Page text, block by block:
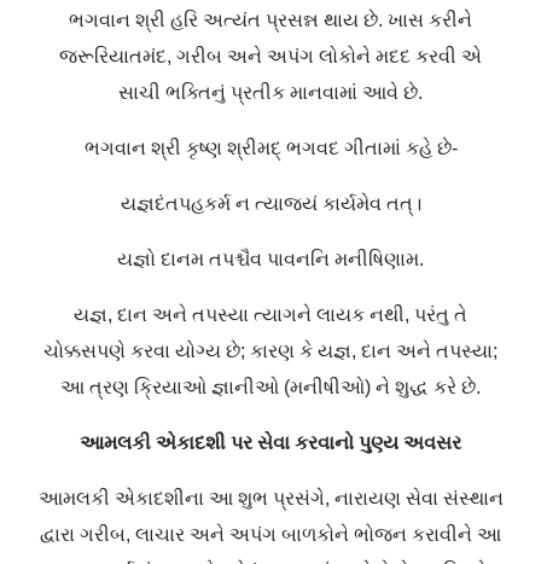
ભગવાન શ્રી હરિ અત્યંત પ્રસન્ન થાય છે. ખાસ કરીને
જરૂરિયાતમંદ, ગરીબ અને અપંગ લોકોને મદદ કરવી એ
સાચી ભક્તિનું પ્રતીક માનવામાં આવે છે.
ભગવાન શ્રી કૃષ્ણ શ્રીમદ્ ભગવદ ગીતામાં કહે છે-
યજ્ઞદંતપહકર્મ ન ત્યાજ્યં કાર્યમેવ તત્।
યજ્ઞો દાનમ તપશ્ચૈવ પાવનનિ મનીષિણામ.
યજ્ઞ, દાન અને તપસ્યા ત્યાગને લાયક નથી, પરંતુ તે
ચોક્કસપણે કરવા યોગ્ય છે; કારણ કે યજ્ઞ, દાન અને તપસ્યા;
આ ત્રણ ક્રિયાઓ જ્ઞાનીઓ (મનીષીઓ) ને શુદ્ધ કરે છે.
આમલકી એકાદશી પર સેવા કરવાનો પુણ્ય અવસર
આમલકી એકાદશીના આ શુભ પ્રસંગે, નારાયણ સેવા સંસ્થાન
દ્વારા ગરીબ, લાચાર અને અપંગ બાળકોને ભોજન કરાવીને આ